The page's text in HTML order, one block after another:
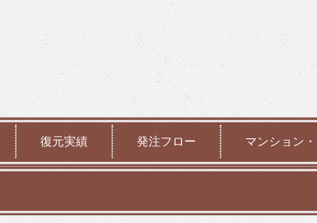
復元実績 発注フロー マンション